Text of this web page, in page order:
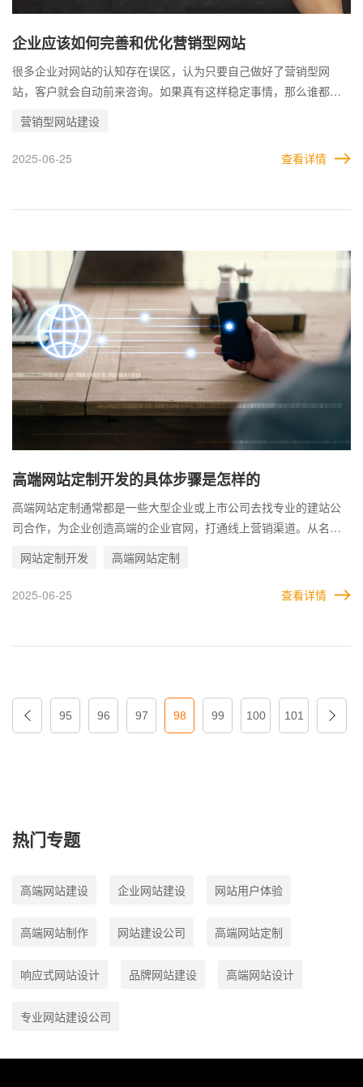
企业应该如何完善和优化营销型网站
很多企业对网站的认知存在误区，认为只要自己做好了营销型网
站，客户就会自动前来咨询。如果真有这样稳定事情，那么谁都可
简单。 营销型网站，包括各种门户或品牌网站，实际上都属于数字
化转型的一部分，他们本身并不是万能的，需要协调各种因素相互
作用，重点还要看使用的人。 因此，企业的思维观念应该转变过
型网站，为企业创造更多商机。
营销型网站建设
2025-06-25 查看详情
高端网站定制开发的具体步骤是怎样的
高端网站定制通常都是一些大型企业或上市公司去找专业的建站公
司合作，为企业创造高端的企业官网，打通线上营销渠道。从名字
难以完成。 事实上，定制开发高端网站，一般只有专业的高端网站
公司才有能力做到。这不仅需要多年开发高端网站的经验，同时还
不仅是展示品牌形象的窗口，更是与客户互动、拓展市场的重要平
网站定制开发 高端网站定制
2025-06-25 查看详情
95 96 97 98 99 100 101
热门专题
高端网站建设 企业网站建设 网站用户体验
高端网站制作 网站建设公司 高端网站定制
响应式网站设计 品牌网站建设 高端网站设计
专业网站建设公司